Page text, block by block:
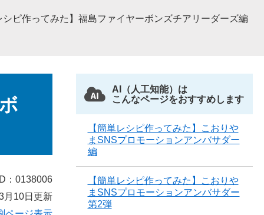
シピ作ってみた】福島ファイヤーボンズチアリーダーズ編
：0138006
月10日更新
AI（人工知能）は
こんなページをおすすめします
【簡単レシピ作ってみた】こおりや
まSNSプロモーションアンバサダー
編
【簡単レシピ作ってみた】こおりや
まSNSプロモーションアンバサダー
第2弾